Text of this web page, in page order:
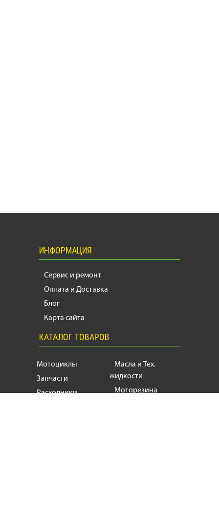
ИНФОРМАЦИЯ
Сервис и ремонт
Оплата и Доставка
Блог
Карта сайта
КАТАЛОГ ТОВАРОВ
Мотоциклы
Запчасти
Расходники
Масла и Тех.
жидкости
Моторезина